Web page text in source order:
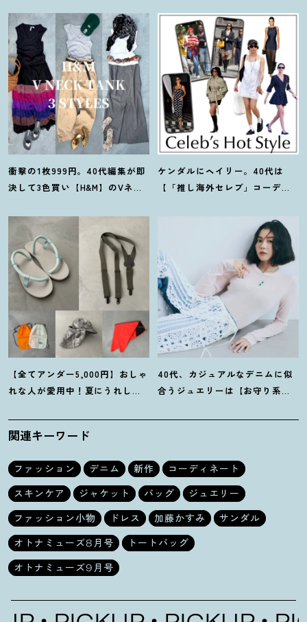
衝撃の1枚999円。40代編集が即
決して3色買い【H&M】のVネッ
3選
ケンダルにヘイリー。40代は
【「推し海外セレブ」コーデ】
【全てアンダー5,000円】おしゃ
れな人が愛用中 ！ 夏にうれしい
小物5選
40代、カジュアルなデニムに似
合うジュエリーは【お守り系
旬顔に！
関連キーワード
ファッション デニム 新作
コーディネート
スキンケア
ジャケット バッグ
ジュエリー
ファッション小物
ドレス 加藤かすみ
サンダル
オトナミューズ8月号
トートバッグ
オトナミューズ9月号